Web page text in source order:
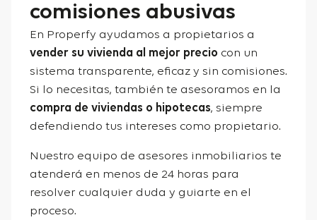
comisiones abusivas
En Properfy ayudamos a propietarios a
vender su vivienda al mejor precio con un
sistema transparente, eficaz y sin comisiones.
Si lo necesitas, también te asesoramos en la
compra de viviendas o hipotecas, siempre
defendiendo tus intereses como propietario.
Nuestro equipo de asesores inmobiliarios te
atenderá en menos de 24 horas para
resolver cualquier duda y guiarte en el
proceso.